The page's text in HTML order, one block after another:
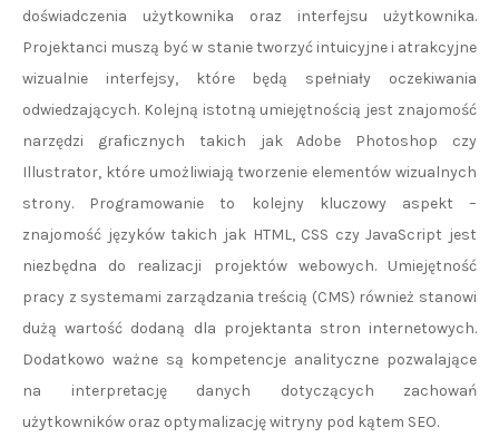
doświadczenia użytkownika oraz interfejsu użytkownika.
Projektanci muszą być w stanie tworzyć intuicyjne i atrakcyjne
wizualnie interfejsy, które będą spełniały oczekiwania
odwiedzających. Kolejną istotną umiejętnością jest znajomość
narzędzi graficznych takich jak Adobe Photoshop czy
Illustrator, które umożliwiają tworzenie elementów wizualnych
strony. Programowanie to kolejny kluczowy aspekt –
znajomość języków takich jak HTML, CSS czy JavaScript jest
niezbędna do realizacji projektów webowych. Umiejętność
pracy z systemami zarządzania treścią (CMS) również stanowi
dużą wartość dodaną dla projektanta stron internetowych.
Dodatkowo ważne są kompetencje analityczne pozwalające
na interpretację danych dotyczących zachowań
użytkowników oraz optymalizację witryny pod kątem SEO.